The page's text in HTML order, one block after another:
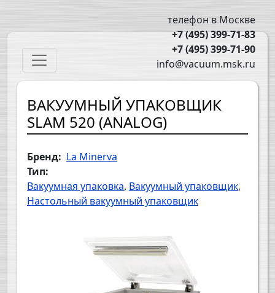
телефон в Москве
+7 (495) 399-71-83
+7 (495) 399-71-90
info@vacuum.msk.ru
Main navigation
ВАКУУМНЫЙ УПАКОВЩИК
SLAM 520 (ANALOG)
Бренд
La Minerva
Тип
Вакуумная упаковка Вакуумный упаковщик
Настольный вакуумный упаковщик